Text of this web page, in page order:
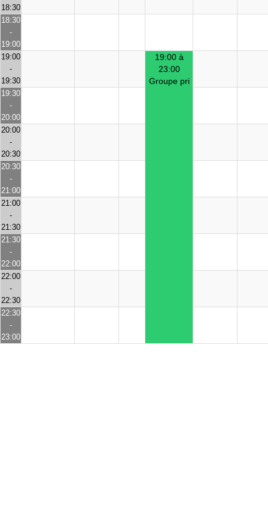
18:30
18:30
-
19:00
19:00
-
19:30
19:00 à
23:00
Groupe pri
19:30
-
20:00
20:00
-
20:30
20:30
-
21:00
21:00
-
21:30
21:30
-
22:00
22:00
-
22:30
22:30
-
23:00